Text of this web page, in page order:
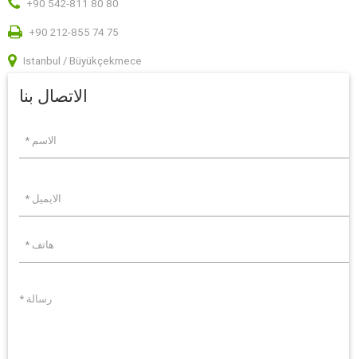
+90 542-811 80 80
+90 212-855 74 75
Istanbul / Büyükçekmece
الاتصال بنا